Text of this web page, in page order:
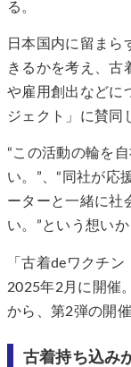
る。
日本国内に留まら
きるかを考え、古
や雇用創出などに
ジェクト」に賛同
“この活動の輪を
い。”、“同社が応
ーターと一緒に社
い。”という想い
「古着deワクチ
2025年2月に開催
から、第2弾の開
古着持ち込み